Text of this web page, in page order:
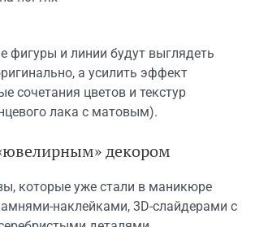
фигуры и линии будут выглядеть
а усилить эффект
сочетания цветов и текстур
лака с матовым).
декором
которые уже стали в маникюре
наклейками, 3D-слайдерами с